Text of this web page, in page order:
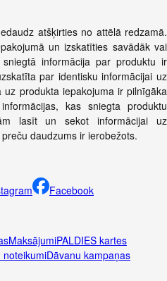
atšķirties no attēlā redzamā.
un izskatīties savādāk vai
informācija par produktu ir
par identisku informācijai uz
produkta iepakojuma ir pilnīgāka
kas sniegta produktu
lasīt un sekot informācijai uz
daudzums ir ierobežots.
Facebook
MaksājumiPALDIES kartes
noteikumiDāvanu kampaņas